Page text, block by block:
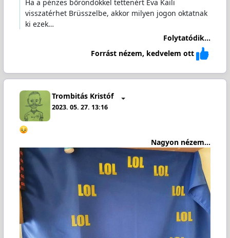
Ha a pénzes bőröndökkel tettenért Eva Kaili
visszatérhet Brüsszelbe, akkor milyen jogon oktatnak
ki ezek…
Folytatódik...
Forrást nézem, kedvelem ott
Trombitás Kristóf
2023. 05. 27. 13:16
Nagyon nézem...